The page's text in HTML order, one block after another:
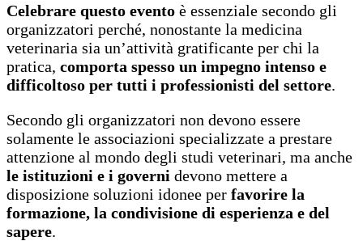
Celebrare questo evento è essenziale secondo gli
organizzatori perché, nonostante la medicina
veterinaria sia un’attività gratificante per chi la
pratica, comporta spesso un impegno intenso e
difficoltoso per tutti i professionisti del settore.
Secondo gli organizzatori non devono essere
solamente le associazioni specializzate a prestare
attenzione al mondo degli studi veterinari, ma anche
le istituzioni e i governi devono mettere a
disposizione soluzioni idonee per favorire la
formazione, la condivisione di esperienza e del
sapere.